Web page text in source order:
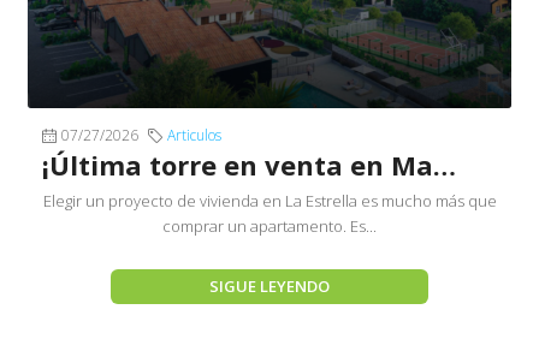
07/27/2026 Articulos
¡Última torre en venta en Marquesa de La Antigua!
Elegir un proyecto de vivienda en La Estrella es mucho más que
comprar un apartamento. Es...
SIGUE LEYENDO